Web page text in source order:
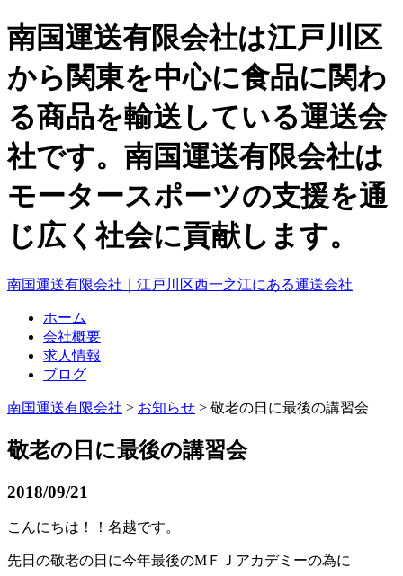
南国運送有限会社は江戸川区
から関東を中心に食品に関わ
る商品を輸送している運送会
社です。南国運送有限会社は
モータースポーツの支援を通
じ広く社会に貢献します。
南国運送有限会社｜江戸川区西一之江にある運送会社
ホーム
会社概要
求人情報
ブログ
南国運送有限会社 > お知らせ > 敬老の日に最後の講習会
敬老の日に最後の講習会
2018/09/21
こんにちは！！名越です。
先日の敬老の日に今年最後のМＦＪアカデミーの為に